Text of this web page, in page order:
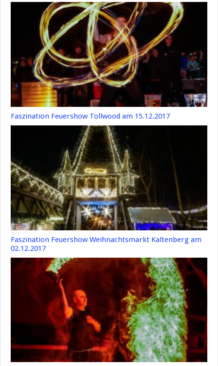
Faszination Feuershow Tollwood am 15.12.2017
Faszination Feuershow Weihnachtsmarkt Kaltenberg am
02.12.2017